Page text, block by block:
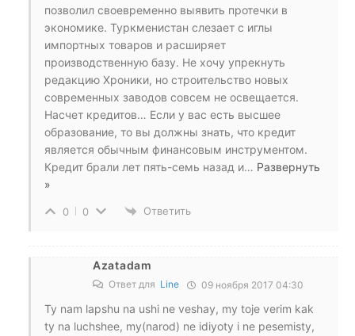
позволил своевременно выявить протечки в
экономике. Туркменистан слезает с иглы
импортных товаров и расширяет
производственную базу. Не хочу упрекнуть
редакцию Хроники, но строительство новых
современных заводов совсем не освещается.
Насчет кредитов… Если у вас есть высшее
образование, то вы должны знать, что кредит
является обычным финансовым инструментом.
Кредит брали лет пять-семь назад и… Развернуть
»
0 0 Ответить
Azatadam
Ответ для Line 09 ноября 2017 04:30
Ty nam lapshu na ushi ne veshay, my toje verim kak
ty na luchshee, my(narod) ne idiyoty i ne pesemisty,